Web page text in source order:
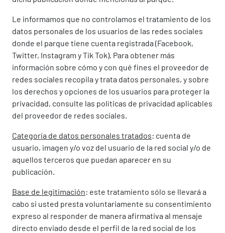
Le informamos que no controlamos el tratamiento de los
datos personales de los usuarios de las redes sociales
donde el parque tiene cuenta registrada (Facebook,
Twitter, Instagram y Tik Tok). Para obtener más
información sobre cómo y con qué fines el proveedor de
redes sociales recopila y trata datos personales, y sobre
los derechos y opciones de los usuarios para proteger la
privacidad, consulte las políticas de privacidad aplicables
del proveedor de redes sociales.
Categoría de datos personales tratados: cuenta de
usuario, imagen y/o voz del usuario de la red social y/o de
aquellos terceros que puedan aparecer en su
publicación.
Base de legitimación: este tratamiento sólo se llevará a
cabo si usted presta voluntariamente su consentimiento
expreso al responder de manera afirmativa al mensaje
directo enviado desde el perfil de la red social de los